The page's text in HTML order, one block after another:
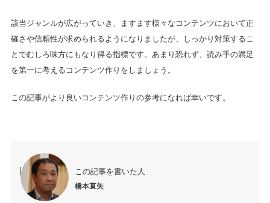
該当ジャンルが広がっていき、ますます様々なコンテンツにおいて正
確さや信頼性が求められるようになりましたが、しっかり対策するこ
とでむしろ味方にもなり得る指標です。あまり恐れず、読み手の満足
を第一に考えるコンテンツ作りをしましょう。
この記事がより良いコンテンツ作りの参考になれば幸いです。
この記事を書いた人
橋本直矢